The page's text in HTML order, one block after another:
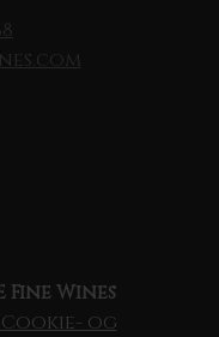
Fine Wines
Cookie- og